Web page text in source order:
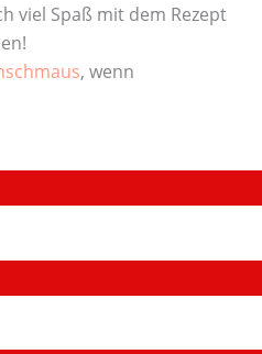
viel Spaß mit dem Rezept
, wenn